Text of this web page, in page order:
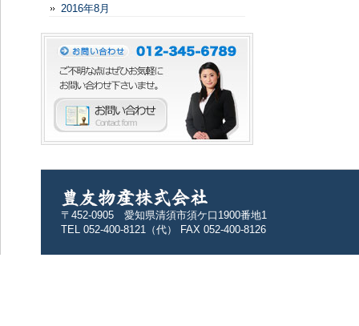
2016年8月
〒452-0905 愛知県清須市須ケ口1900番地1
TEL 052-400-8121（代） FAX 052-400-8126